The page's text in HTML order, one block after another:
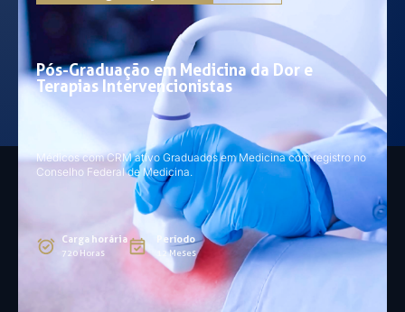
Pós-Graduação em Medicina da Dor e
Terapias Intervencionistas
Médicos com CRM ativo Graduados em Medicina com registro no
Conselho Federal de Medicina.
Carga horária
720 Horas
Período
12 Meses